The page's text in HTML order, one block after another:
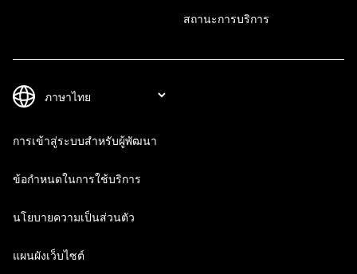
สถานะการบริการ
การเข้าสู่ระบบสำหรับผู้พัฒนา
ข้อกำหนดในการใช้บริการ
นโยบายความเป็นส่วนตัว
แผนผังเว็บไซต์